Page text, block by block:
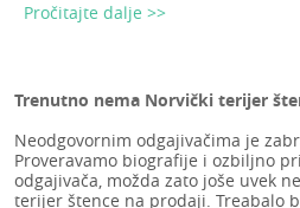
Pročitajte dalje >>
Trenutno nema Norvički terijer
Neodgovornim odgajivačima je
Proveravamo biografije i ozbiljno
odgajivača, možda zato joše uvek
terijer štence na prodaji. Treabalo